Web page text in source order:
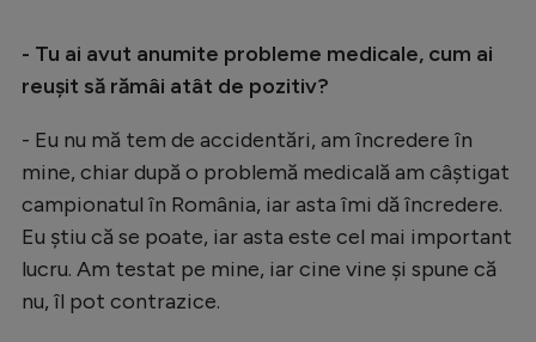
- Tu ai avut anumite probleme medicale, cum ai
reușit să rămâi atât de pozitiv?
- Eu nu mă tem de accidentări, am încredere în
mine, chiar după o problemă medicală am câștigat
campionatul în România, iar asta îmi dă încredere.
Eu știu că se poate, iar asta este cel mai important
lucru. Am testat pe mine, iar cine vine și spune că
nu, îl pot contrazice.